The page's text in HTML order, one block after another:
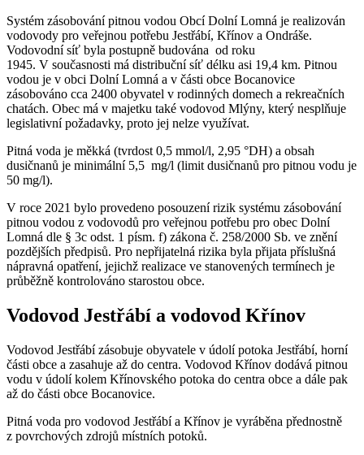
Systém zásobování pitnou vodou Obcí Dolní Lomná je realizován
vodovody pro veřejnou potřebu Jestřábí, Křínov a Ondráše.
Vodovodní síť byla postupně budována od roku
1945. V současnosti má distribuční síť délku asi 19,4 km. Pitnou
vodou je v obci Dolní Lomná a v části obce Bocanovice
zásobováno cca 2400 obyvatel v rodinných domech a rekreačních
chatách. Obec má v majetku také vodovod Mlýny, který nesplňuje
legislativní požadavky, proto jej nelze využívat.
Pitná voda je měkká (tvrdost 0,5 mmol/l, 2,95 °DH) a obsah
dusičnanů je minimální 5,5 mg/l (limit dusičnanů pro pitnou vodu je
50 mg/l).
V roce 2021 bylo provedeno posouzení rizik systému zásobování
pitnou vodou z vodovodů pro veřejnou potřebu pro obec Dolní
Lomná dle § 3c odst. 1 písm. f) zákona č. 258/2000 Sb. ve znění
pozdějších předpisů. Pro nepřijatelná rizika byla přijata příslušná
nápravná opatření, jejichž realizace ve stanovených termínech je
průběžně kontrolováno starostou obce.
Vodovod Jestřábí a vodovod Křínov
Vodovod Jestřábí zásobuje obyvatele v údolí potoka Jestřábí, horní
části obce a zasahuje až do centra. Vodovod Křínov dodává pitnou
vodu v údolí kolem Křínovského potoka do centra obce a dále pak
až do části obce Bocanovice.
Pitná voda pro vodovod Jestřábí a Křínov je vyráběna přednostně
z povrchových zdrojů místních potoků.